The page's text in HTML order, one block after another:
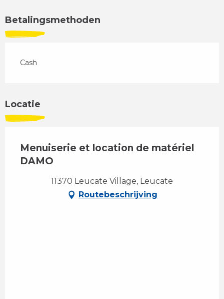
Betalingsmethoden
Cash
Locatie
Menuiserie et location de matériel
DAMO
11370 Leucate Village, Leucate
Routebeschrijving